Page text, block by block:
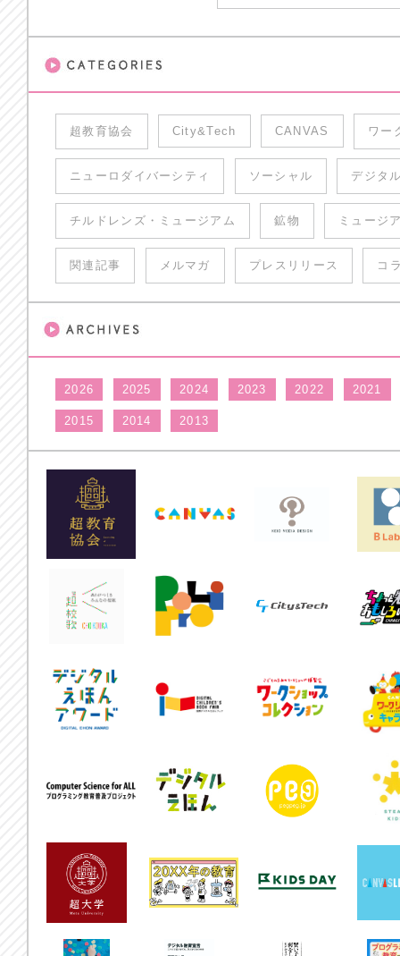
超教育協会 City&Tech CANVAS ワー
ニューロダイバーシティ ソーシャル デジタ
チルドレンズ・ミュージアム 鉱物 ミュージ
関連記事 メルマガ プレスリリース コ
2026 2025 2024 2023 2022 2021
2015 2014 2013